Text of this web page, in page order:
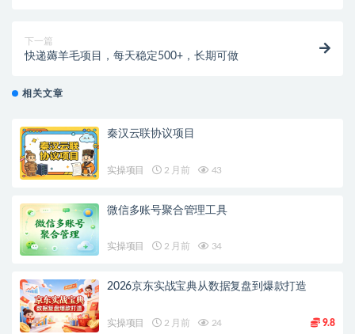
下一篇
快递薅羊毛项目，每天稳定500+，长期可做
相关文章
秦汉云联协议项目
实操项目 2 月前 43
微信多账号聚合管理工具
实操项目 2 月前 34
2026京东实战宝典从数据复盘到爆款打造
实操项目 2 月前 24 9.8